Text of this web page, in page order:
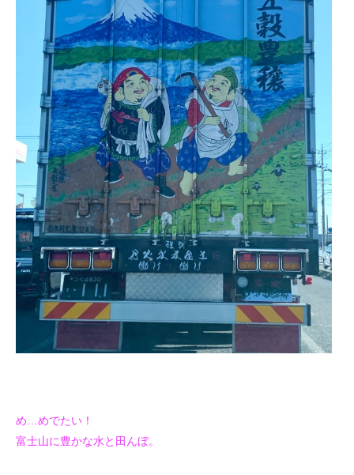
め…めでたい！
富士山に豊かな水と田んぼ。